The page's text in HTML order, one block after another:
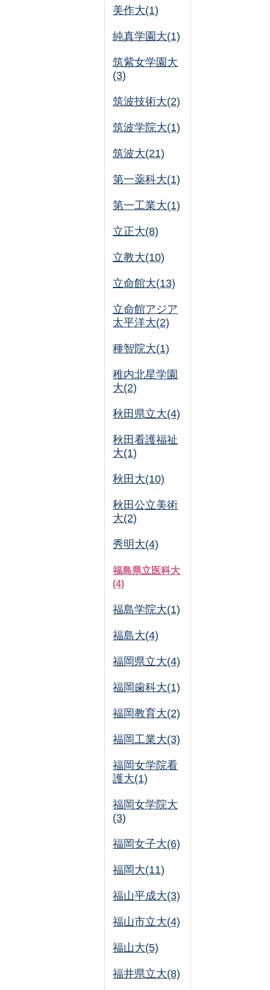
美作大(1)
純真学園大(1)
筑紫女学園大
(3)
筑波技術大(2)
筑波学院大(1)
筑波大(21)
第一薬科大(1)
第一工業大(1)
立正大(8)
立教大(10)
立命館大(13)
立命館アジア
太平洋大(2)
種智院大(1)
稚内北星学園
大(2)
秋田県立大(4)
秋田看護福祉
大(1)
秋田大(10)
秋田公立美術
大(2)
秀明大(4)
福島県立医科大
(4)
福島学院大(1)
福島大(4)
福岡県立大(4)
福岡歯科大(1)
福岡教育大(2)
福岡工業大(3)
福岡女学院看
護大(1)
福岡女学院大
(3)
福岡女子大(6)
福岡大(11)
福山平成大(3)
福山市立大(4)
福山大(5)
福井県立大(8)